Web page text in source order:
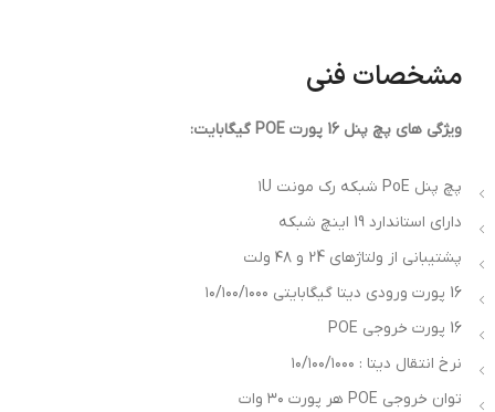
PatchPanel poeland gigabit
مشخصات فنی
ویژگی های پچ پنل 16 پورت POE گیگابایت:
پچ پنل PoE شبکه رک مونت ۱U
دارای استاندارد 19 اینچ شبکه
پشتیبانی از ولتاژهای 24 و ۴۸ ولت
16 پورت ورودی دیتا گیگابایتی ۱۰/۱۰۰/۱۰۰۰
16 پورت خروجی POE
نرخ انتقال دیتا : ۱۰/۱۰۰/۱۰۰۰
توان خروجی POE هر پورت ۳۰ وات